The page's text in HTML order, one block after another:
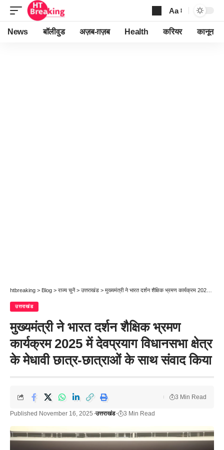
Font
Resizer
Aa
News बॉलीवुड अज़ब-ग़ज़ब Health करियर कानून
htbreaking > Blog > राज्य चुनें > उत्तराखंड > मुख्यमंत्री ने भारत दर्शन शैक्षिक भ्रमण कार्यक्रम 2025 में देवप्रयाग विधानसभा क्षेत्र के मेधावी छात्र-छात्राओं के साथ संवाद किया
उत्तराखंड
मुख्यमंत्री ने भारत दर्शन शैक्षिक भ्रमण
कार्यक्रम 2025 में देवप्रयाग विधानसभा क्षेत्र
के मेधावी छात्र-छात्राओं के साथ संवाद किया
Published November 16, 2025 उत्तराखंड 3 Min Read
3 Min Read